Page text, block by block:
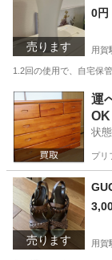
売ります
0円
用賀
1.2回の使用で、自宅保
東京 世田谷区 運
OK
状
プリ
売ります 用賀